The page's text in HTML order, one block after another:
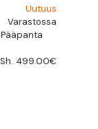
Uutuus
Varastossa
Sh. 499.00€